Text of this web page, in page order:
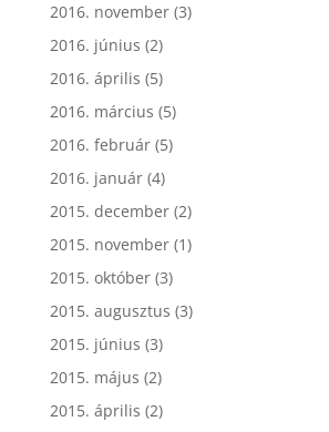
2016. november(3)
2016. június (2)
2016. április (5)
2016. március (5)
2016. február(5)
2016. január(4)
2015. december(2)
2015. november(1)
2015. október(3)
2015. augusztus (3)
2015. június (3)
2015. május (2)
2015. április (2)